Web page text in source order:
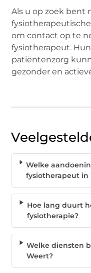
Als u op zoek bent
om contact op te
fysiotherapeut.
patiëntenzorg
gezonder en
Welke
fysiotherapeut in
Hoe lang duurt
fysiotherapie?
Welke diensten
Weert?